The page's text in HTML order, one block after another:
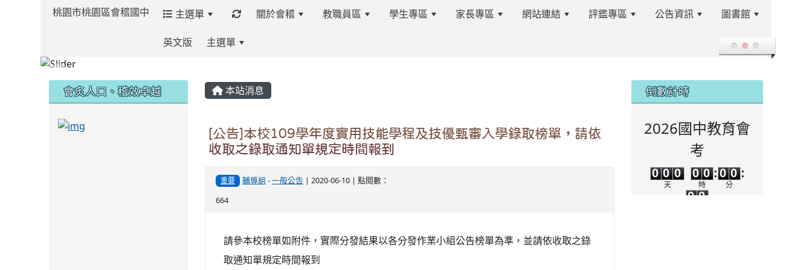
桃園市桃園區會稽國中 主選單 關於會稽 教職員區 學生專區 家長專區 網站連結 評鑑專區 公告資訊 圖書館
英文版 主選單 登入
本站消息
[公告]本校109學年度實用技能學程及技優甄審入學錄取榜單，請依
收取之錄取通知單規定時間報到
重要 輔導組 -一般公告 | 2020-06-10 | 點閱數：
664
請參本校榜單如附件，實際分發結果以各分發作業小組公告榜單為準，並請依收取之錄
取通知單規定時間報到
會炙人口、稽效卓越
link to https://sites.google.com/kjjhs.tyc.edu.tw/kjjhsnews/%E9%A6%96%E9%A0%81
link to https://sites.google.com/kjjhs.tyc.edu.tw/kjjhsnews/%E9%A6%96%E9%A0%81
倒數計時
2026國中教育會
考
0 0 0
天
0
0 0
時
: 0 0
分
:
0
0
0
0